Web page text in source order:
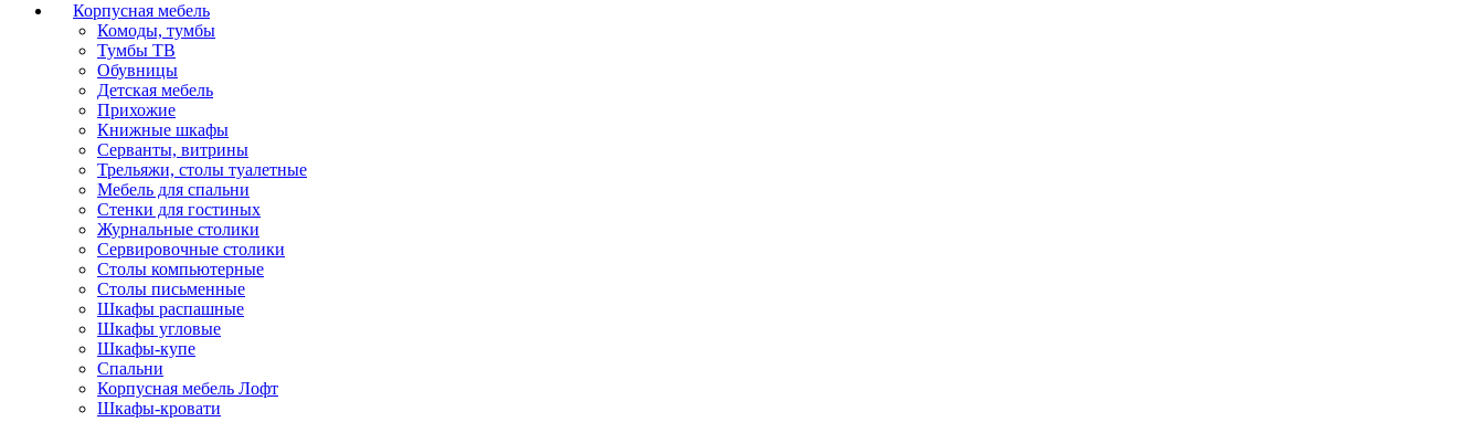
Корпусная мебель
Комоды, тумбы
Тумбы ТВ
Обувницы
Детская мебель
Прихожие
Книжные шкафы
Серванты, витрины
Трельяжи, столы туалетные
Мебель для спальни
Стенки для гостиных
Журнальные столики
Сервировочные столики
Столы компьютерные
Столы письменные
Шкафы распашные
Шкафы угловые
Шкафы-купе
Спальни
Корпусная мебель Лофт
Шкафы-кровати